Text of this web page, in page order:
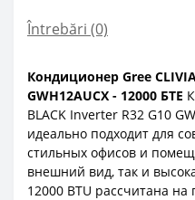
Întrebări (0)
Кондиционер Gree
GWH12AUCX - 12000 БТЕ
BLACK Inverter R32 G10
идеально подходит для
стильных офисов и
внешний вид, так и
12000 BTU рассчитана